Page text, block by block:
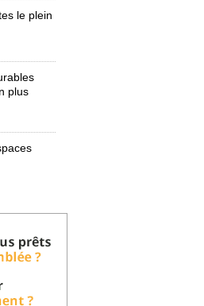
le plein
plus